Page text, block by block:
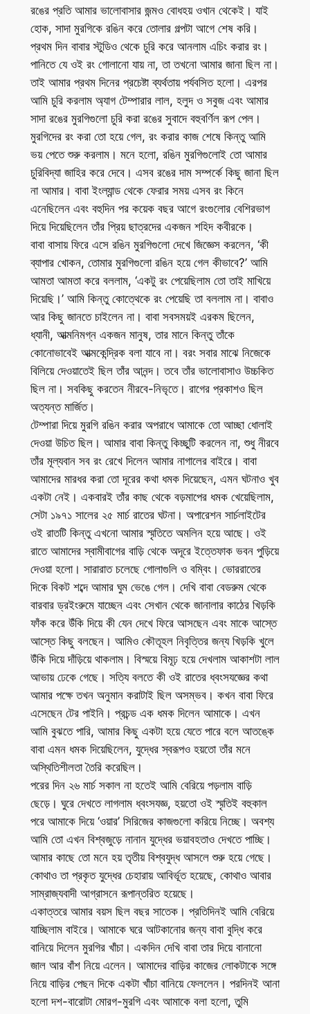
রঙের প্রতি আমার ভালোবাসার জন্মও বোধহয় ওখান থেকেই। যাই
হোক, সাদা মুরগিকে রঙিন করে তোলার গল্পটা আগে শেষ করি।
প্রথম দিন বাবার স্টুডিও থেকে চুরি করে আনলাম এচিং করার রং।
পানিতে যে ওই রং গোলানো যায় না, তা তখনো আমার জানা ছিল না।
তাই আমার প্রথম দিনের প্রচেষ্টা ব্যর্থতায় পর্যবসিত হলো। এরপর
আমি চুরি করলাম অ্যাগ টেম্পারার লাল, হলুদ ও সবুজ এবং আমার
সাদা রঙের মুরগিগুলো চুরি করা রঙের সুবাদে বহুবর্ণিল রূপ পেল।
মুরগিদের রং করা তো হয়ে গেল, রং করার কাজ শেষে কিন্তু আমি
ভয় পেতে শুরু করলাম। মনে হলো, রঙিন মুরগিগুলোই তো আমার
চুরিবিদ্যা জাহির করে দেবে। এসব রঙের দাম সম্পর্কে কিছু জানা ছিল
না আমার। বাবা ইংল্যান্ড থেকে ফেরার সময় এসব রং কিনে
এনেছিলেন এবং বহুদিন পর কয়েক বছর আগে রংগুলোর বেশিরভাগ
দিয়ে দিয়েছিলেন তাঁর প্রিয় ছাত্রদের একজন শহিদ কবীরকে।
বাবা বাসায় ফিরে এসে রঙিন মুরগিগুলো দেখে জিজ্ঞেস করলেন, ‘কী
ব্যাপার খোকন, তোমার মুরগিগুলো রঙিন হয়ে গেল কীভাবে?’ আমি
আমতা আমতা করে বললাম, ‘একটু রং পেয়েছিলাম তো তাই মাখিয়ে
দিয়েছি।’ আমি কিন্তু কোত্থেকে রং পেয়েছি তা বললাম না। বাবাও
আর কিছু জানতে চাইলেন না। বাবা সবসময়ই এরকম ছিলেন,
ধ্যানী, আত্মনিমগ্ন একজন মানুষ, তার মানে কিন্তু তাঁকে
কোনোভাবেই আত্মকেন্দ্রিক বলা যাবে না। বরং সবার মাঝে নিজেকে
বিলিয়ে দেওয়াতেই ছিল তাঁর আনন্দ। তবে তাঁর ভালোবাসাও উচ্চকিত
ছিল না। সবকিছু করতেন নীরবে-নিভৃতে। রাগের প্রকাশও ছিল
অত্যন্ত মার্জিত।
টেম্পারা দিয়ে মুরগি রঙিন করার অপরাধে আমাকে তো আচ্ছা ধোলাই
দেওয়া উচিত ছিল। আমার বাবা কিন্তু কিচ্ছুটি করলেন না, শুধু নীরবে
তাঁর মূল্যবান সব রং রেখে দিলেন আমার নাগালের বাইরে। বাবা
আমাদের মারধর করা তো দূরের কথা ধমক দিয়েছেন, এমন ঘটনাও খুব
একটা নেই। একবারই তাঁর কাছ থেকে বড়মাপের ধমক খেয়েছিলাম,
সেটা ১৯৭১ সালের ২৫ মার্চ রাতের ঘটনা। অপারেশন সার্চলাইটের
ওই রাতটি কিন্তু এখনো আমার স্মৃতিতে অমলিন হয়ে আছে। ওই
রাতে আমাদের স্বামীবাগের বাড়ি থেকে অদূরে ইত্তেফাক ভবন পুড়িয়ে
দেওয়া হলো। সারারাত চলেছে গোলাগুলি ও বম্বিং। ভোররাতের
দিকে বিকট শব্দে আমার ঘুম ভেঙে গেল। দেখি বাবা বেডরুম থেকে
বারবার ড্রইংরুমে যাচ্ছেন এবং সেখান থেকে জানালার কাঠের খিড়কি
ফাঁক করে উঁকি দিয়ে কী যেন দেখে ফিরে আসছেন এবং মাকে আস্তে
আস্তে কিছু বলছেন। আমিও কৌতূহল নিবৃত্তির জন্য খিড়কি খুলে
উঁকি দিয়ে দাঁড়িয়ে থাকলাম। বিস্ময়ে বিমূঢ় হয়ে দেখলাম আকাশটা লাল
আভায় ঢেকে গেছে। সত্যি বলতে কী ওই রাতের ধ্বংসযজ্ঞের কথা
আমার পক্ষে তখন অনুমান করাটাই ছিল অসম্ভব। কখন বাবা ফিরে
এসেছেন টের পাইনি। প্রচন্ড এক ধমক দিলেন আমাকে। এখন
আমি বুঝতে পারি, আমার কিছু একটা হয়ে যেতে পারে বলে আতঙ্কে
বাবা এমন ধমক দিয়েছিলেন, যুদ্ধের স্বরূপও হয়তো তাঁর মনে
অস্থিতিশীলতা তৈরি করেছিল।
পরের দিন ২৬ মার্চ সকাল না হতেই আমি বেরিয়ে পড়লাম বাড়ি
ছেড়ে। ঘুরে দেখতে লাগলাম ধ্বংসযজ্ঞ, হয়তো ওই স্মৃতিই বহুকাল
পরে আমাকে দিয়ে ‘ওয়ার’ সিরিজের কাজগুলো করিয়ে নিচ্ছে। অবশ্য
আমি তো এখন বিশ্বজুড়ে নানান যুদ্ধের ভয়াবহতাও দেখতে পাচ্ছি।
আমার কাছে তো মনে হয় তৃতীয় বিশ্বযুদ্ধ আসলে শুরু হয়ে গেছে।
কোথাও তা প্রকৃত যুদ্ধের চেহারায় আবির্ভূত হয়েছে, কোথাও আবার
সাম্রাজ্যবাদী আগ্রাসনে রূপান্তরিত হয়েছে।
একাত্তরে আমার বয়স ছিল বছর সাতেক। প্রতিদিনই আমি বেরিয়ে
যাচ্ছিলাম বাইরে। আমাকে ঘরে আটকানোর জন্য বাবা বুদ্ধি করে
বানিয়ে দিলেন মুরগির খাঁচা। একদিন দেখি বাবা তার দিয়ে বানানো
জাল আর বাঁশ নিয়ে এলেন। আমাদের বাড়ির কাজের লোকটাকে সঙ্গে
নিয়ে বাড়ির পেছন দিকে একটা খাঁচা বানিয়ে ফেললেন। পরদিনই আনা
হলো দশ-বারোটা মোরগ-মুরগি এবং আমাকে বলা হলো, তুমি